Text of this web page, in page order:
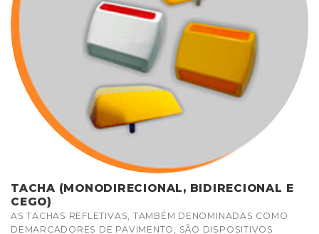
TACHA (MONODIRECIONAL, BIDIRECIONAL E
CEGO)
AS TACHAS REFLETIVAS, TAMBÉM DENOMINADAS COMO
DEMARCADORES DE PAVIMENTO, SÃO DISPOSITIVOS